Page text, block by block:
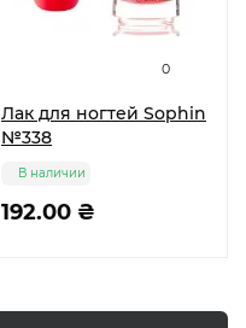
0
Лак для ногтей Sophin
№338
192.00 ₴
В наличии